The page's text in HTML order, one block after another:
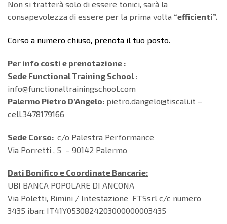
Non si tratterà solo di essere tonici, sarà la
consapevolezza di essere per la prima volta “efficienti”.
Corso a numero chiuso, prenota il tuo posto.
Per info costi e prenotazione :
Sede Functional Training School :
info@functionaltrainingschool.com
Palermo Pietro D’Angelo: pietro.dangelo@tiscali.it –
cell.3478179166
Sede Corso: c/o Palestra Performance
Via Porretti , 5 – 90142 Palermo
Dati Bonifico e Coordinate Bancarie:
UBI BANCA POPOLARE DI ANCONA
Via Poletti, Rimini / Intestazione FTSsrl c/c numero
3435 iban: IT41Y0530824203000000003435